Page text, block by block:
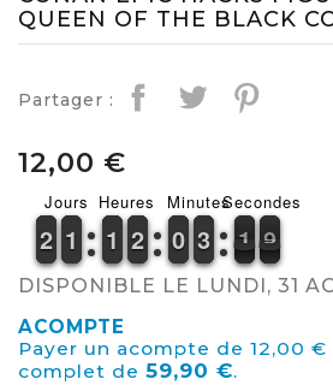
QUEEN OF THE BLACK
Partager :
12,00 €
Jours
1
1
2
2 1
1
1
1
Heures
1
1
1
1 1
1
2
2
Minutes
9
9
0
0 2
2
3
3
Secondes
2
1
1 9
9
8
DISPONIBLE LE LUNDI, 31
ACOMPTE
Payer un acompte de 12,00 €
complet de 59,90 €.